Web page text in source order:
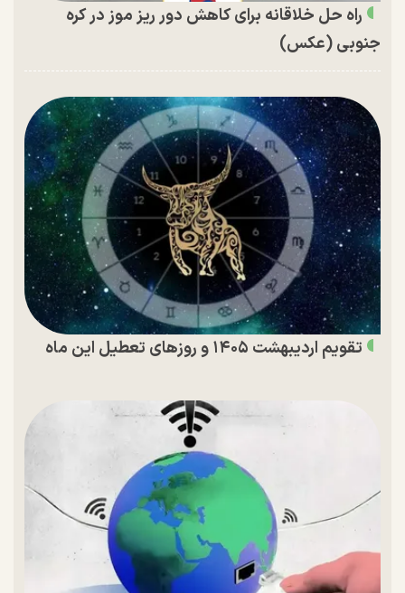
راه حل خلاقانه برای کاهش دور ریز موز در کره
جنوبی (عکس)
تقویم اردیبهشت ۱۴۰۵ و روز‌های تعطیل این ماه